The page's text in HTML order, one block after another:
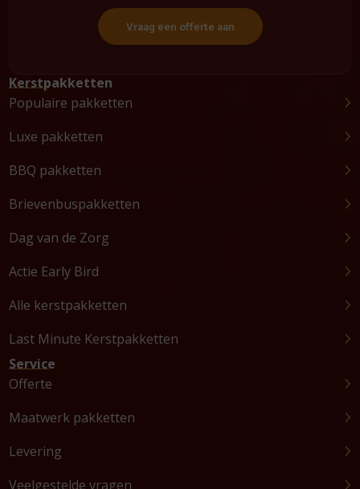
Vraag een offerte aan
Kerstpakketten
Populaire pakketten
Luxe pakketten
BBQ pakketten
Brievenbuspakketten
Dag van de Zorg
Actie Early Bird
Alle kerstpakketten
Last Minute Kerstpakketten
Service
Offerte
Maatwerk pakketten
Levering
Veelgestelde vragen